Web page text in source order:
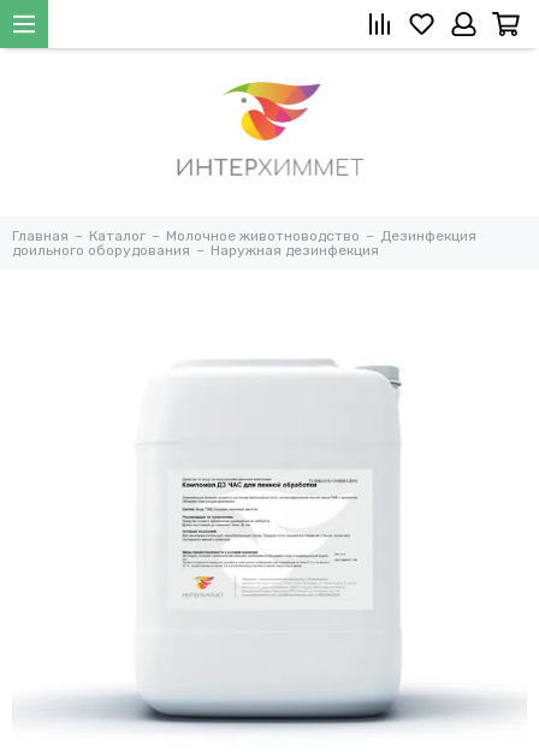
Главная Каталог Молочное животноводство
Дезинфекция
доильного оборудования
Наружная дезинфекция